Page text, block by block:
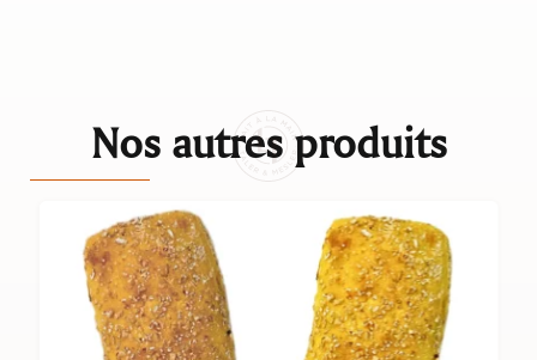
Nos autres produits